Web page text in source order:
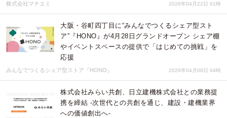
株式会社マチエミ 2026年04月22日 01時
大阪・谷町四丁目に“みんなでつくるシェア型スト
ア”『HONO』が4月28日グランドオープン シェア棚
やイベントスペースの提供で「はじめての挑戦」を
応援
みんなでつくるシェア型ストア『HONO』 2026年04月08日 04時
株式会社みらい共創、日立建機株式会社との業務提
携を締結 -次世代との共創を通じ、建設・建機業界
への価値創出へ-